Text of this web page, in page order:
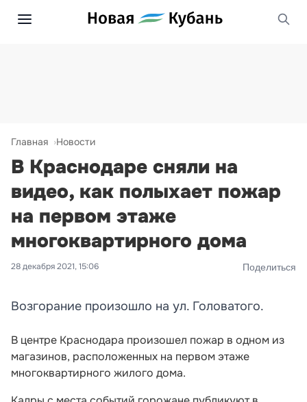
Главная Новости
В Краснодаре сняли на
видео, как полыхает пожар
на первом этаже
многоквартирного дома
28 декабря 2021, 15:06 Поделиться
Возгорание произошло на ул. Головатого.
В центре Краснодара произошел пожар в одном из
магазинов, расположенных на первом этаже
многоквартирного жилого дома.